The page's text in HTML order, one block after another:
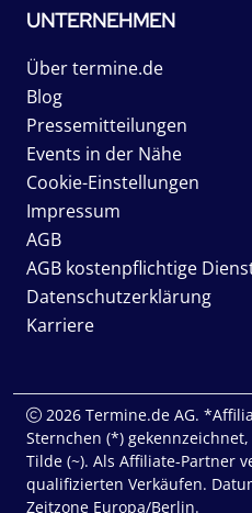
UNTERNEHMEN
Über termine.de
Blog
Pressemitteilungen
Events in der Nähe
Cookie-Einstellungen
Impressum
AGB
AGB kostenpflichtige
Datenschutzerklärung
Karriere
2026 Termine.de AG.
Sternchen (*)
Tilde (~). Als Affiliate-Partner
qualifizierten Verkäufen.
Zeitzone Europa/Berlin.